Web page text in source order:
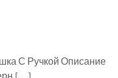
С Ручкой Описание